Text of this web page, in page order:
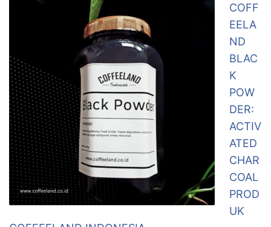
COFF
EELA
ND
BLAC
K
POW
DER:
ACTIV
ATED
CHAR
COAL
PROD
UK